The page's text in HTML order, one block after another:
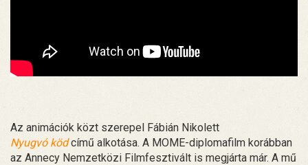
Az animációk közt szerepel Fábián Nikolett
Nyugvó köd című alkotása. A MOME-diplomafilm korábban
az Annecy Nemzetközi Filmfesztivált is megjárta már. A mű